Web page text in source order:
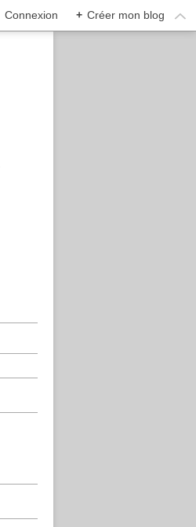
Connexion + Créer mon blog